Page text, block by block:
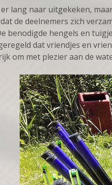
lang naar uitgekeken,
de deelnemers zich
benodigde hengels en
dat vriendjes en
om met plezier aan de